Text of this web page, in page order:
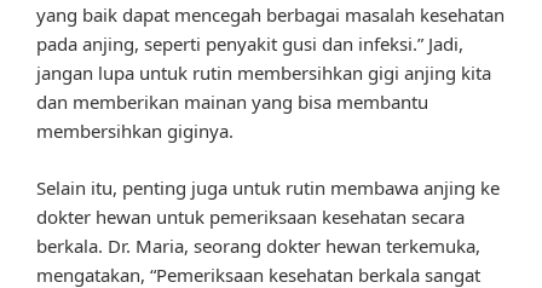
yang baik dapat mencegah berbagai masalah kesehatan
pada anjing, seperti penyakit gusi dan infeksi.” Jadi,
jangan lupa untuk rutin membersihkan gigi anjing kita
dan memberikan mainan yang bisa membantu
membersihkan giginya.
Selain itu, penting juga untuk rutin membawa anjing ke
dokter hewan untuk pemeriksaan kesehatan secara
berkala. Dr. Maria, seorang dokter hewan terkemuka,
mengatakan, “Pemeriksaan kesehatan berkala sangat